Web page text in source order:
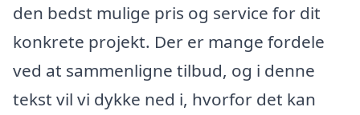
den bedst mulige pris og service for dit
konkrete projekt. Der er mange fordele
ved at sammenligne tilbud, og i denne
tekst vil vi dykke ned i, hvorfor det kan